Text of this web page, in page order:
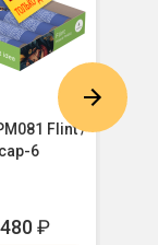
Flint /
6
480₽